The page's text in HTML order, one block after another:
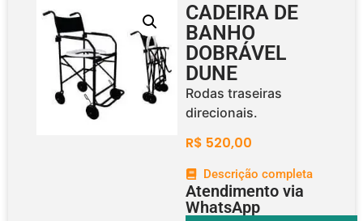
CADEIRA DE
BANHO
DOBRÁVEL
DUNE
Rodas traseiras
direcionais.
R$ 520,00
Descrição completa
Atendimento via
WhatsApp